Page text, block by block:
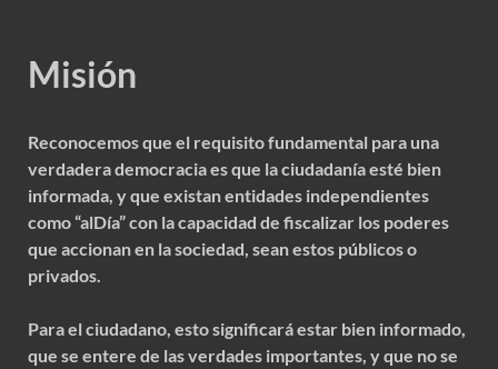
Misión
Reconocemos que el requisito fundamental para una
verdadera democracia es que la ciudadanía esté bien
informada, y que existan entidades independientes
como “alDía” con la capacidad de fiscalizar los poderes
que accionan en la sociedad, sean estos públicos o
privados.
Para el ciudadano, esto significará estar bien informado,
que se entere de las verdades importantes, y que no se